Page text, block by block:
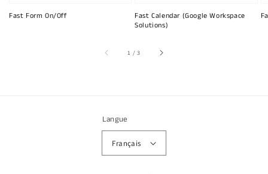
Fast Form On/Off
Fast Calendar (Google Workspace
Solutions)
1 /sur
3
Langue
Français